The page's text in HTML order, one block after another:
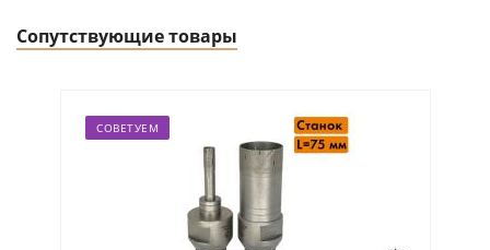
Сопутствующие товары
СОВЕТУЕМ